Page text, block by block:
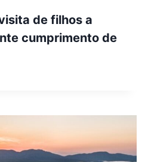
de filhos a
cumprimento de